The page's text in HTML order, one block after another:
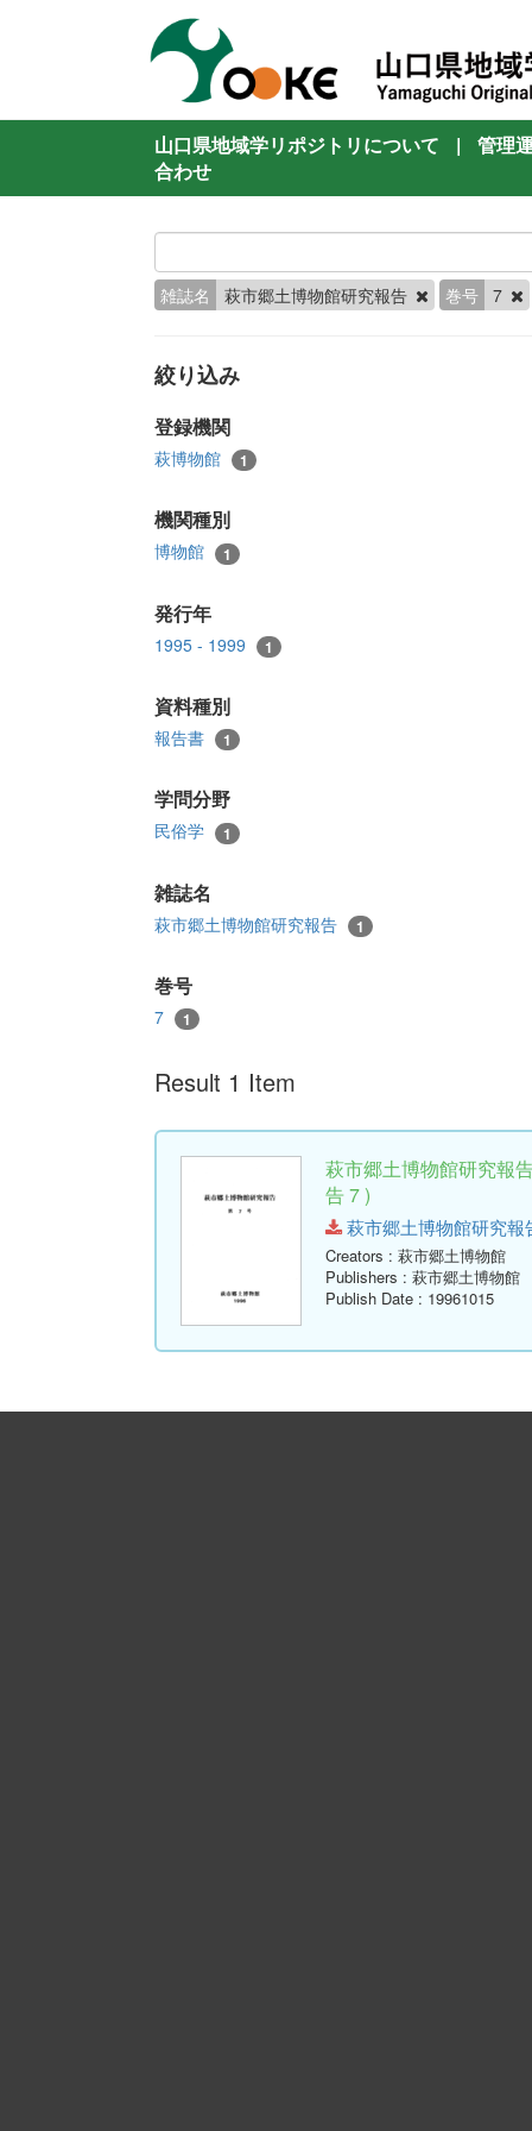
山口県地域学リポジトリについて |
管理
合わせ
雑誌名 萩市郷土博物館研究報告 巻号 7
絞り込み
登録機関
萩博物館 1
機関種別
博物館 1
発行年
1995 - 1999 1
資料種別
報告書 1
学問分野
民俗学 1
雑誌名
萩市郷土博物館研究報告 1
巻号
7 1
Result 1 Item
萩市郷土博物館研究報
告 7 )
萩市郷土博物館研究報
Creators : 萩市郷土博物館
Publishers : 萩市郷土博物館
Publish Date : 19961015